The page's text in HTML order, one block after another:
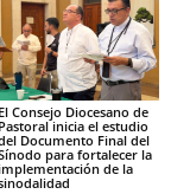
El Consejo Diocesano de
Pastoral inicia el estudio
Documento Final del
para fortalecer la
implementación de la